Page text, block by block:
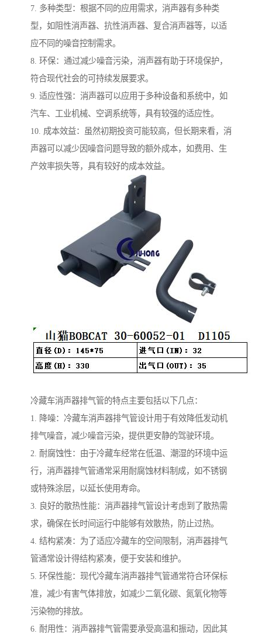
7. 多种类型：根据不同的应用需求，消声器有多种类
型，如阻性消声器、抗性消声器、复合消声器等，以适
应不同的噪音控制需求。
8. 环保：通过减少噪音污染，消声器有助于环境保护，
符合现代社会的可持续发展要求。
9. 适应性强：消声器可以应用于多种设备和系统中，如
汽车、工业机械、空调系统等，具有较强的适应性。
10. 成本效益：虽然初期投资可能较高，但长期来看，消
声器可以减少因噪音问题导致的额外成本，如费用、生
产效率损失等，具有较好的成本效益。
冷藏车消声器排气管的特点主要包括以下几点：
1. 降噪：冷藏车消声器排气管设计用于有效降低发动机
排气噪音，减少噪音污染，提供更安静的驾驶环境。
2. 耐腐蚀性：由于冷藏车经常在低温、潮湿的环境中运
行，消声器排气管通常采用耐腐蚀材料制成，如不锈钢
或特殊涂层，以延长使用寿命。
3. 良好的散热性能：消声器排气管设计考虑到了散热需
求，确保在长时间运行中能够有效散热，防止过热。
4. 结构紧凑：为了适应冷藏车的空间限制，消声器排气
管通常设计得结构紧凑，便于安装和维护。
5. 环保性能：现代冷藏车消声器排气管通常符合环保标
准，减少有害气体排放，如减少二氧化碳、氮氧化物等
污染物的排放。
6. 耐用性：消声器排气管需要承受高温和振动，因此其